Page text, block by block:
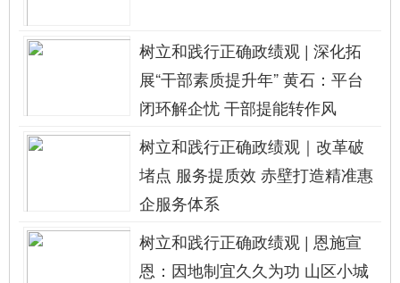
树立和践行正确政绩观 | 深化拓
展“干部素质提升年” 黄石：平台
闭环解企忧 干部提能转作风
树立和践行正确政绩观｜改革破
堵点 服务提质效 赤壁打造精准惠
企服务体系
树立和践行正确政绩观 | 恩施宣
恩：因地制宜久久为功 山区小城